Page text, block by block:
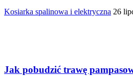
Kosiarka spalinowa i elektryczna 26
Jak pobudzić trawę